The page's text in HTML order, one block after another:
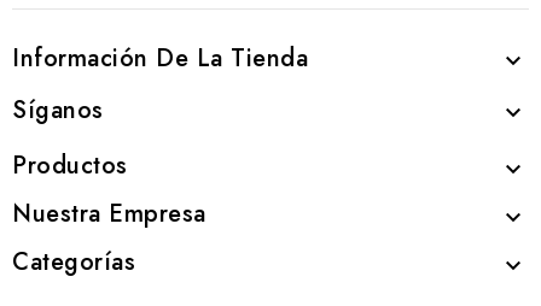
Información De La Tienda 
Síganos 
Productos 
Nuestra Empresa 
Categorías 